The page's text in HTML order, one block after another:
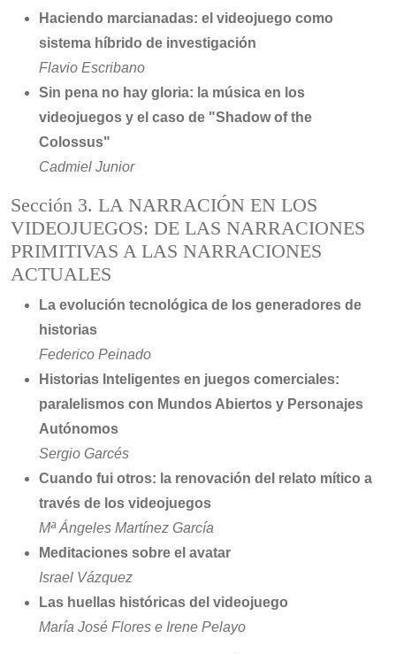
Haciendo marcianadas: el videojuego como
sistema híbrido de investigación
Flavio Escribano
Sin pena no hay gloria: la música en los
videojuegos y el caso de "Shadow of the
Colossus"
Cadmiel Junior
Sección 3. LA NARRACIÓN EN LOS
VIDEOJUEGOS: DE LAS NARRACIONES
PRIMITIVAS A LAS NARRACIONES
ACTUALES
La evolución tecnológica de los generadores de
historias
Federico Peinado
Historias Inteligentes en juegos comerciales:
paralelismos con Mundos Abiertos y Personajes
Autónomos
Sergio Garcés
Cuando fui otros: la renovación del relato mítico a
través de los videojuegos
Mª Ángeles Martínez García
Meditaciones sobre el avatar
Israel Vázquez
Las huellas históricas del videojuego
María José Flores e Irene Pelayo